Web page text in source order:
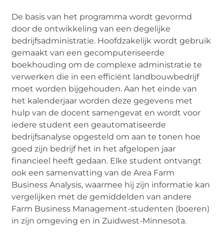
De basis van het programma wordt gevormd
door de ontwikkeling van een degelijke
bedrijfsadministratie. Hoofdzakelijk wordt gebruik
gemaakt van een gecomputeriseerde
boekhouding om de complexe administratie te
verwerken die in een efficiënt landbouwbedrijf
moet worden bijgehouden. Aan het einde van
het kalenderjaar worden deze gegevens met
hulp van de docent samengevat en wordt voor
iedere student een geautomatiseerde
bedrijfsanalyse opgesteld om aan te tonen hoe
goed zijn bedrijf het in het afgelopen jaar
financieel heeft gedaan. Elke student ontvangt
ook een samenvatting van de Area Farm
Business Analysis, waarmee hij zijn informatie kan
vergelijken met de gemiddelden van andere
Farm Business Management-studenten (boeren)
in zijn omgeving en in Zuidwest-Minnesota.